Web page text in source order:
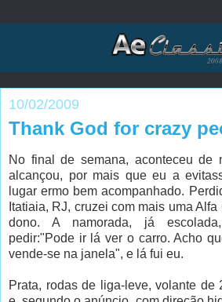
10/02/2009
Thank God for crazy
No final de semana, aconteceu de
alcançou, por mais que eu a
lugar ermo bem acompanhado.
Itatiaia, RJ, cruzei com mais uma
dono. A namorada, já
pedir:"Pode ir lá ver o carro. Acho
vende-se na janela", e lá fui eu.
Prata, rodas de liga-leve, volante de